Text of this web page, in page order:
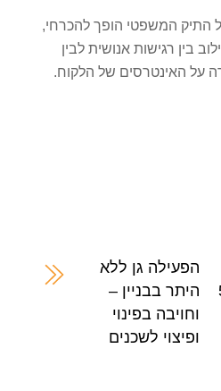
התיק המשפטי הופך להכרחי,
בין רגישות אנושית לבין
על האינטרסים של הלקוח.
5
הפעילה גן ללא
היתר בבניין –
וחויבה בפינוי
ופיצוי לשכנים